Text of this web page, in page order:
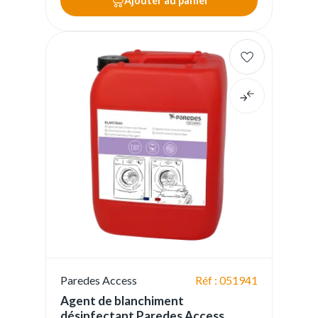
Paredes Access Réf : 051941
Agent de blanchiment